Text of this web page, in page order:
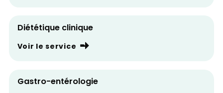
Diététique clinique
Voir le service
Gastro-entérologie